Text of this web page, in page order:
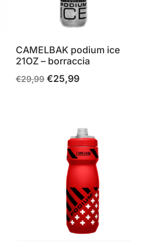
CAMELBAK podium ice
21OZ – borraccia
€29,99 Il
€29,99.
€25,99Il
€25,99.